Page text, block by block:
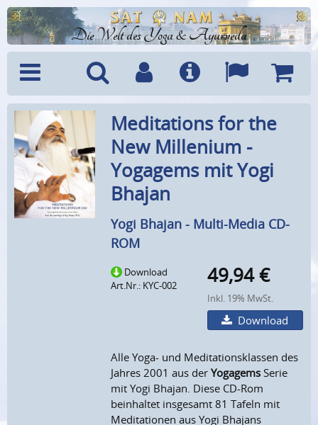
Die Welt des Yoga & Ayurveda
Menü SucheBenutzerkonto
Info Sprachen
Meditations for the
New Millenium -
Yogagems mit Yogi
Bhajan
Yogi Bhajan - Multi-Media CD-
ROM
Download
Art.Nr.: KYC-002
49,94 €
Inkl. 19% MwSt.
Download
Alle Yoga- und Meditationsklassen des
Jahres 2001 aus derYogagems Serie
mit Yogi Bhajan. Diese CD-Rom
beinhaltet insgesamt 81 Tafeln mit
Meditationen aus Yogi Bhajans